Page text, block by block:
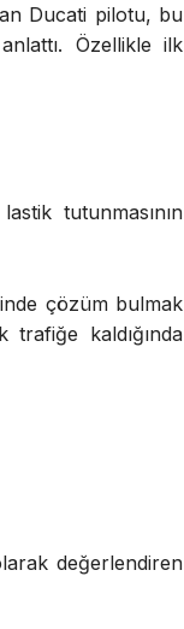
Ducati pilotu, bu
Özellikle ilk
tutunmasının
çözüm bulmak
trafiğe kaldığında
değerlendiren